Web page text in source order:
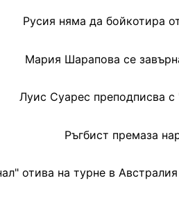
Русия няма да бойкотира
Мария Шарапова се
Луис Суарес преподписва
Ръгбист премаза
отива на турне в